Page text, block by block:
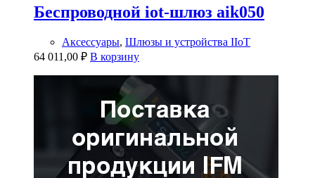
Беспроводной iot-шлюз aik050
Аксессуары, Шлюзы и устройства IIoT
64 011,00 ₽ В корзину